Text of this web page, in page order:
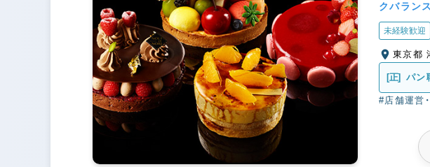
クバラン
未経験歓迎
[正] パン
#店舗運営